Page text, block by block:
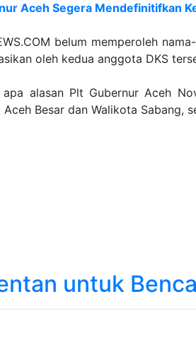
Aceh Segera Mendefinitifkan
belum memperoleh
oleh kedua anggota DKS
alasan Plt Gubernur Aceh
Besar dan Walikota Sabang,
untuk